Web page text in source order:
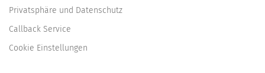
Privatsphäre und Datenschutz
Callback Service
Cookie Einstellungen